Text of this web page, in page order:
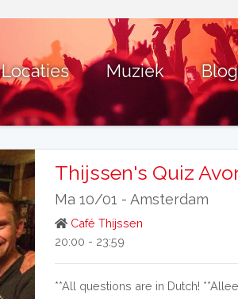
Locaties Muziek Blog
Thijssen's Quiz
Ma 10/01 -Amsterdam
Café Thijssen
20:00 - 23:59
**All questions are in Dutch!